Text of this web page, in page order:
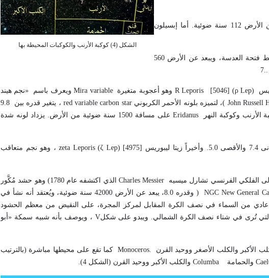
الشكل (4) كوكبة الأرنب والكوكبات المحيطة بها
، عملاق أصفر قدره 3.8، ويبعد عن الأرض 112 سنة ضوئية. أما إبسيلون
نجم مزدوج يميز بمقراب هواة متوسط فتحة العدسة، ويبعد عن الأرض 560
R Leporis [5046] (ρ Lep) وهو أعجوبة متغيرة Mira variable ويعرف باسم «نجم هيند
John Russell )، لتميزه بلونه الأحمر الكربوني red variable carbon star
، يتغير قدره بين 9.8
Eridanus
على مسافة 1500 سنة ضوئية من الأرض. يزداد لونه شدة
zeta Leporis (ζ Lep) [4975] ، وهو نجم متعاقب
الفلكي الفرنسي تشارل ميسيه Charles Messier
الذي اكتشفه عام 1780) وهو حشد مُكَّور
New General
NGC
)
وقدره 8.0، يبعد عن الأرض 42000 سنة ضوئية، ويُعتقد أنه نشأ في
من السماء في نصف الكرة المقابل لمركز المجرة، على النقيض من معظم الحشود
التي تُرى في شتاء نصف الكرة الشمالي. ويبدو على شكلV ، ويوصف بأنه شبيه سمكة «أبو
الأكبر والكلب الأصغر ووحيد القرن Monoceros.كما تقع على محيطها مباشرة (بالترتيب
والحمامة Columba والكلب الأكبر ووحيد القرن (الشكل 4).